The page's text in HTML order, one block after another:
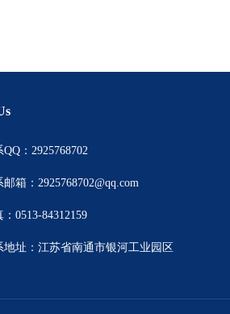
QQ：2925768702
邮箱：2925768702@qq.com
：0513-84312159
地址：江苏省南通市银河工业园区